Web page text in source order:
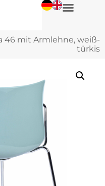
46 mit Armlehne, weiß-
türkis